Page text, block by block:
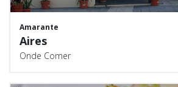
Amarante
Aires
Onde Comer